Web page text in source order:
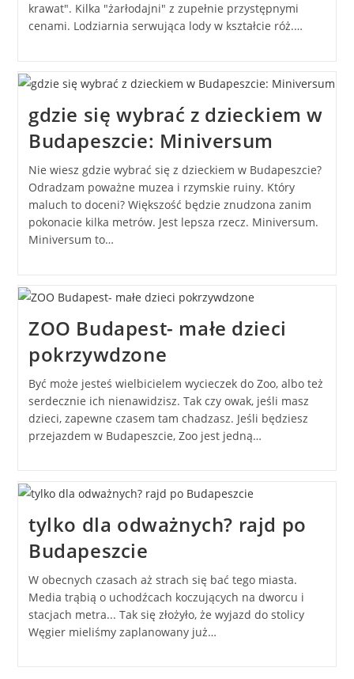
krawat". Kilka "żarłodajni" z zupełnie przystępnymi
cenami. Lodziarnia serwująca lody w kształcie róż.…
gdzie się wybrać z dzieckiem w
Budapeszcie: Miniversum
Nie wiesz gdzie wybrać się z dzieckiem w Budapeszcie?
Odradzam poważne muzea i rzymskie ruiny. Który
maluch to doceni? Większość będzie znudzona zanim
pokonacie kilka metrów. Jest lepsza rzecz. Miniversum.
Miniversum to…
ZOO Budapest- małe dzieci
pokrzywdzone
Być może jesteś wielbicielem wycieczek do Zoo, albo też
serdecznie ich nienawidzisz. Tak czy owak, jeśli masz
dzieci, zapewne czasem tam chadzasz. Jeśli będziesz
przejazdem w Budapeszcie, Zoo jest jedną…
tylko dla odważnych? rajd po
Budapeszcie
W obecnych czasach aż strach się bać tego miasta.
Media trąbią o uchodźcach koczujących na dworcu i
stacjach metra... Tak się złożyło, że wyjazd do stolicy
Węgier mieliśmy zaplanowany już…